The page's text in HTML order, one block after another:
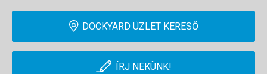
DOCKYARD ÜZLET KERESŐ
ÍRJ NEKÜNK!